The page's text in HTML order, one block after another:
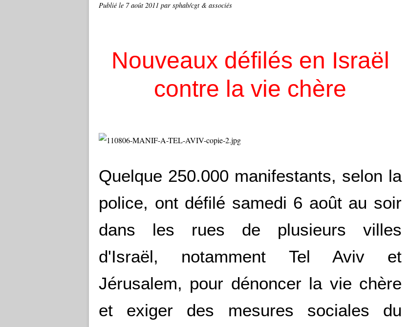
Publié le 7 août 2011 par sphab/cgt & associés
Nouveaux défilés en Israël
contre la vie chère
Quelque 250.000 manifestants, selon la
police, ont défilé samedi 6 août au soir
dans les rues de plusieurs villes
d'Israël, notamment Tel Aviv et
Jérusalem, pour dénoncer la vie chère
et exiger des mesures sociales du